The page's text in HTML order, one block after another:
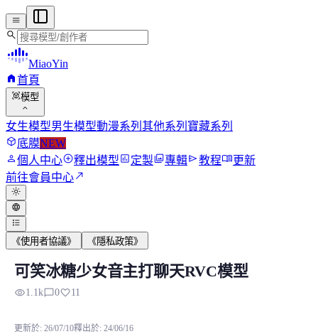
menu
search
MiaoYin
home首頁
view_in_ar模型
expand_more
女生模型男生模型動漫系列 其他系列 寶藏系列
deployed_code底膜NEW
person個人中心add_circle釋出模型assessment定製photo_library專輯send教程menu_book更新
前往會員中心north_east
light_mode
language
format_list_bulleted
《使用者協議》 《隱私政策》
可笑冰糖少女音主打聊天RVC模型
可笑冰糖少女音主打聊天RVC模型
visibility1.1kchat_bubble_outline0favorite11
更新於: 26/07/10釋出於: 24/06/16